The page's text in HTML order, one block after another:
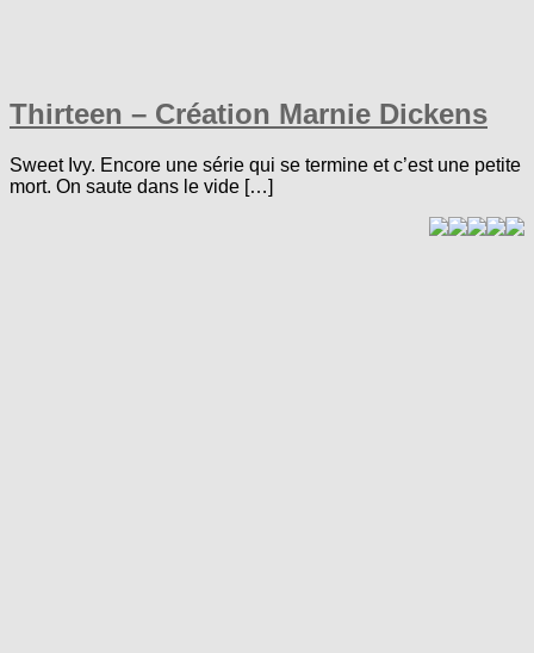
Thirteen – Création Marnie Dickens
Sweet Ivy. Encore une série qui se termine et c’est une petite
mort. On saute dans le vide […]